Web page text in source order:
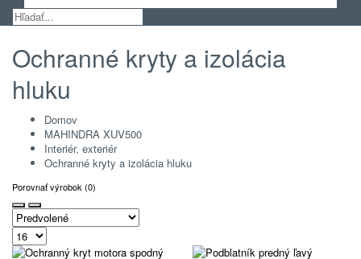
Ochranné kryty a izolácia
hluku
Domov
MAHINDRA XUV500
Interiér, exteriér
Ochranné kryty a izolácia hluku
Porovnať výrobok (0)